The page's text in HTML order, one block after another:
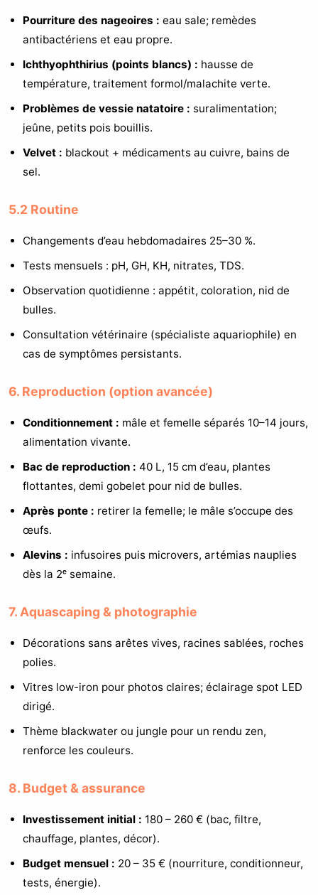
Pourriture des nageoires : eau sale; remèdes
antibactériens et eau propre.
Ichthyophthirius (points blancs) : hausse de
température, traitement formol/malachite verte.
Problèmes de vessie natatoire : suralimentation;
jeûne, petits pois bouillis.
Velvet : blackout + médicaments au cuivre, bains de
sel.
5.2 Routine
Changements d’eau hebdomadaires 25–30 %.
Tests mensuels : pH, GH, KH, nitrates, TDS.
Observation quotidienne : appétit, coloration, nid de
bulles.
Consultation vétérinaire (spécialiste aquariophile) en
cas de symptômes persistants.
6. Reproduction (option avancée)
Conditionnement : mâle et femelle séparés 10–14 jours,
alimentation vivante.
Bac de reproduction : 40 L, 15 cm d’eau, plantes
flottantes, demi gobelet pour nid de bulles.
Après ponte : retirer la femelle; le mâle s’occupe des
œufs.
Alevins : infusoires puis microvers, artémias nauplies
dès la 2ᵉ semaine.
7. Aquascaping & photographie
Décorations sans arêtes vives, racines sablées, roches
polies.
Vitres low-iron pour photos claires; éclairage spot LED
dirigé.
Thème blackwater ou jungle pour un rendu zen,
renforce les couleurs.
8. Budget & assurance
Investissement initial : 180 – 260 € (bac, filtre,
chauffage, plantes, décor).
Budget mensuel : 20 – 35 € (nourriture, conditionneur,
tests, énergie).